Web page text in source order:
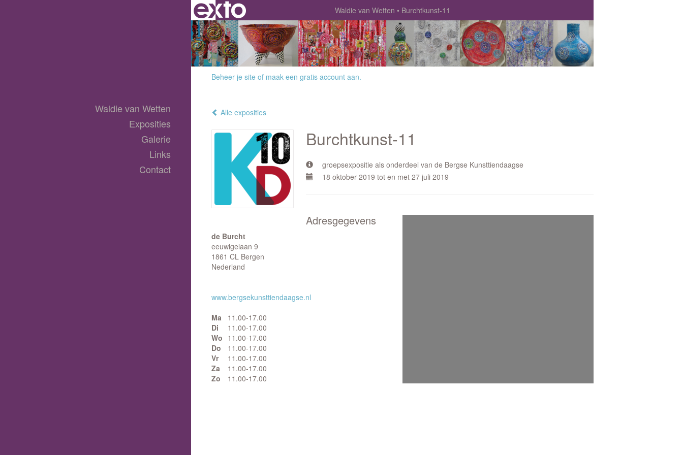
Waldie van Wetten Burchtkunst-11
Beheer je site of maak een gratis account aan.
Alle exposities
Burchtkunst-11
groepsexpositie als onderdeel van de Bergse Kunsttiendaagse
18 oktober 2019 tot en met 27 juli 2019
Adresgegevens
de Burcht
eeuwigelaan 9
1861 CL Bergen
Nederland
www.bergsekunsttiendaagse.nl
Ma
11.00-17.00
Di
11.00-17.00
Wo 11.00-17.00
Do
11.00-17.00
Vr
11.00-17.00
Za
11.00-17.00
Zo
11.00-17.00
Waldie van Wetten
Exposities
Galerie
Links
Contact